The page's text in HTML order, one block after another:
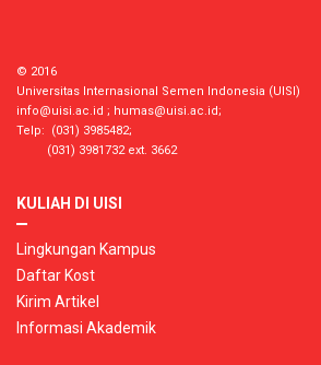
© 2016
Universitas Internasional Semen Indonesia (UISI)
info@uisi.ac.id ; humas@uisi.ac.id;
Telp: (031) 3985482;
(031) 3981732 ext. 3662
KULIAH DI UISI
Lingkungan Kampus
Daftar Kost
Kirim Artikel
Informasi Akademik